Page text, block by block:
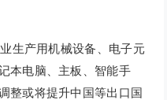
生产用机械设备、电子元
本电脑、主板、智能手
整或将提升中国等出口国